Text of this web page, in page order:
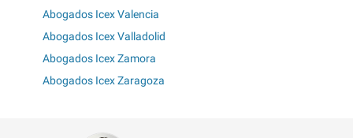
Abogados Icex Valencia
Abogados Icex Valladolid
Abogados Icex Zamora
Abogados Icex Zaragoza